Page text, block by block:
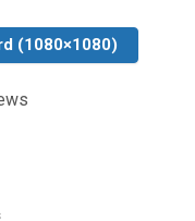
(1080×1080)